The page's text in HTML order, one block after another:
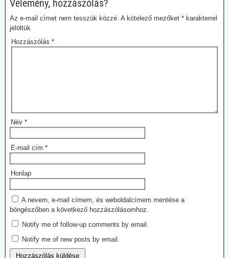
Vélemény, hozzászólás?
Az e-mail címet nem tesszük közzé. A kötelező mezőket * karakterrel
jelöltük
Hozzászólás *
Név *
E-mail cím *
Honlap
A nevem, e-mail címem, és weboldalcímem mentése a
böngészőben a következő hozzászólásomhoz.
Notify me of follow-up comments by email.
Notify me of new posts by email.